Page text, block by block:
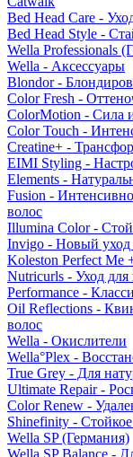
Bed Head Care -
Bed Head Style -
Wella Professionals
Wella - Аксессуары
Blondor -
Color Fresh -
ColorMotion - Сила
Color Touch -
Creatine+ -
EIMI Styling -
Elements -
Fusion -
волос
Illumina Color -
Invigo - Новый уход
Koleston Perfect Me
Nutricurls - Уход
Performance -
Oil Reflections -
волос
Wella - Окислители
Wella°Plex -
True Grey - Для
Ultimate Repair -
Color Renew -
Shinefinity -
Wella SP (Германия)
Wella SP Balance -